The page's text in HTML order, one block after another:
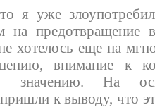
я уже
на
хотелось еще на
внимание к
значению. На
к выводу, что